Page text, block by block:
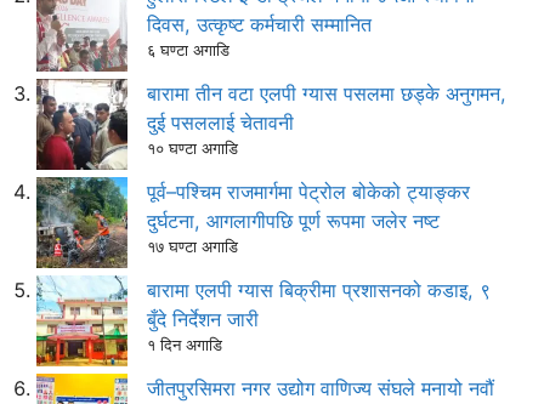
दिवस, उत्कृष्ट कर्मचारी सम्मानित
६ घण्टा अगाडि
बारामा तीन वटा एलपी ग्यास पसलमा छड्के अनुगमन,
दुई पसललाई चेतावनी
१० घण्टा अगाडि
पूर्व–पश्चिम राजमार्गमा पेट्रोल बोकेको ट्याङ्कर
दुर्घटना, आगलागीपछि पूर्ण रूपमा जलेर नष्ट
१७ घण्टा अगाडि
बारामा एलपी ग्यास बिक्रीमा प्रशासनको कडाइ, ९
बुँदे निर्देशन जारी
१ दिन अगाडि
जीतपुरसिमरा नगर उद्योग वाणिज्य संघले मनायो नवौं